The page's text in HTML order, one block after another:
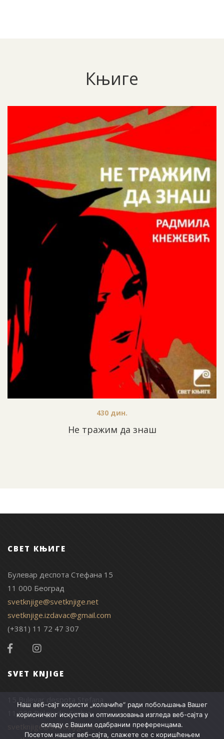
Књиге
Не тражим да знаш
430 дин.
СВЕТ КЊИГЕ
Булевар деспота Стефана 15
11 000 Београд
svetknjige@svetknjige.net
svetknjige.izdavac@gmail.com
(+381) 11 72 47 307
SVET KNJIGE
15 Bulevar despota Stefana
11 000 Belgrade, Serbia
svetknjige@svetknjige.net
Наш веб-сајт користи „колачиће“ ради побољшања Вашег
корисничког искуства и оптимизовања изгледа веб-сајта у
складу с Вашим одабраним преференцама.
Посетом нашег веб-сајта, слажете се с коришћењем